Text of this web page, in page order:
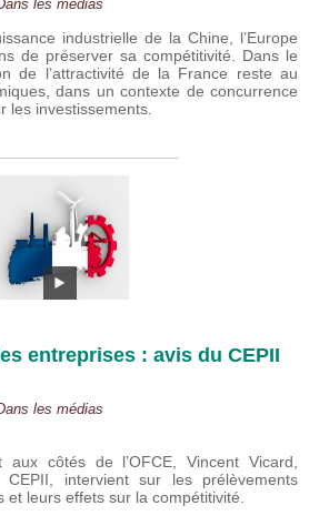
les médias
industrielle de la Chine, l’Europe
de préserver sa compétitivité. Dans le
de l’attractivité de la France reste au
dans un contexte de concurrence
les investissements.
entreprises : avis du CEPII
les médias
côtés de l’OFCE, Vincent Vicard,
intervient sur les prélèvements
et leurs effets sur la compétitivité.